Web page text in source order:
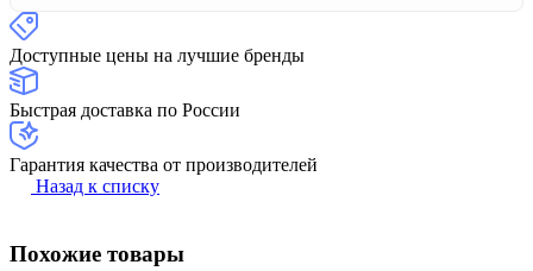
Доступные цены на лучшие бренды
Быстрая доставка по России
Гарантия качества от производителей
Назад к списку
Похожие товары